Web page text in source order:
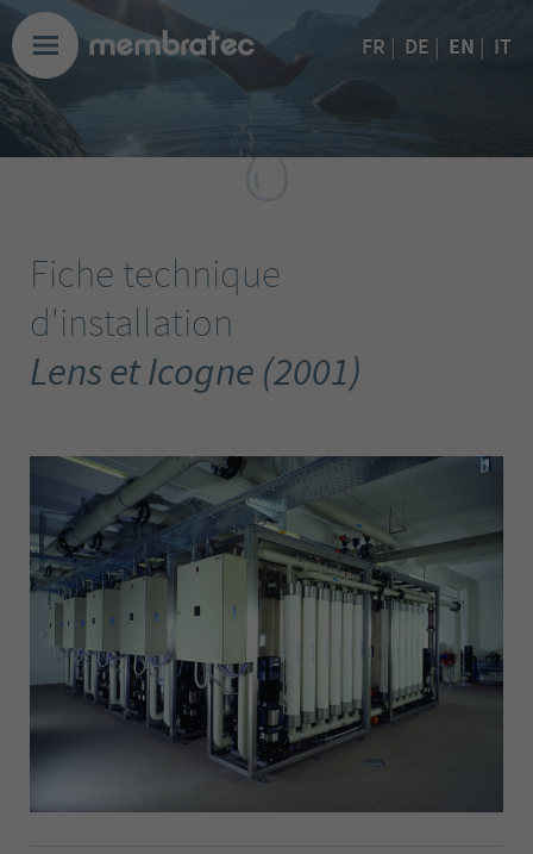
FR DE EN IT
Fiche technique
d'installation
Lens et Icogne (2001)